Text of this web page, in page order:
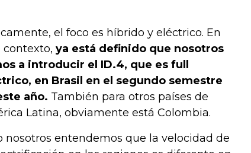
el foco es híbrido y eléctrico. En
contexto, ya está definido que nosotros
a introducir el ID.4, que es full
en Brasil en el segundo semestre
año. También para otros países de
Latina, obviamente está Colombia.
nosotros entendemos que la velocidad de